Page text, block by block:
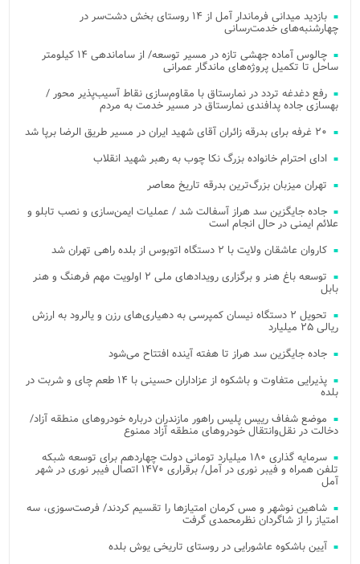
بازدید میدانی فرماندار آمل از ۱۴ روستای بخش دشت‌سر در
چهارشنبه‌های خدمت‌رسانی
چالوس آماده جهشی تازه در مسیر توسعه/ از ساماندهی ۱۴ کیلومتر
ساحل تا تکمیل پروژه‌های ماندگار عمرانی
رفع دغدغه تردد در نمارستاق با مقاوم‌سازی نقاط آسیب‌پذیر محور /
بهسازی جاده پدافندی نمارستاق در مسیر خدمت به مردم
۲۰ غرفه برای بدرقه زائران آقای شهید ایران در مسیر طریق الرضا برپا شد
ادای احترام خانواده بزرگ نکا چوب به رهبر شهید انقلاب
تهران میزبان بزرگ‌ترین بدرقه تاریخ معاصر
جاده جایگزین سد هراز آسفالت شد / عملیات ایمن‌سازی و نصب تابلو و
علائم ایمنی در حال انجام است
کاروان عاشقان ولایت با ۲ دستگاه اتوبوس از بلده راهی تهران شد
توسعه باغ هنر و برگزاری رویدادهای ملی ۲ اولویت مهم فرهنگ و هنر
بابل
تحویل ۲ دستگاه نیسان کمپرسی به دهیاری‌های رزن و یالرود به ارزش
ریالی ۲۵ میلیارد
جاده جایگزین سد هراز تا هفته آینده افتتاح می‌شود
پذیرایی متفاوت و باشکوه از عزاداران حسینی با ۱۴ طعم چای و شربت در
بلده
موضع شفاف رییس پلیس راهور مازندران درباره خودروهای منطقه آزاد/
دخالت در نقل‌وانتقال خودروهای منطقه آزاد ممنوع
سرمایه گذاری ۱۸۰ میلیارد تومانی دولت چهاردهم برای توسعه شبکه
تلفن همراه و فیبر نوری در آمل/ برقراری ۱۴۷۰ اتصال فیبر نوری در شهر
آمل
شاهین نوشهر و مس کرمان امتیازها را تقسیم کردند/ فرصت‌سوزی، سه
امتیاز را از شاگردان نظرمحمدی گرفت
آیین باشکوه عاشورایی در روستای تاریخی یوش بلده